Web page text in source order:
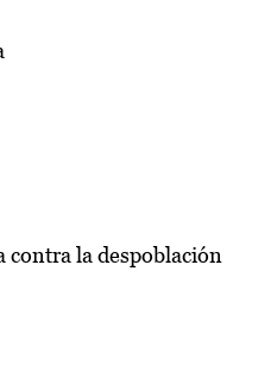
contra la despoblación